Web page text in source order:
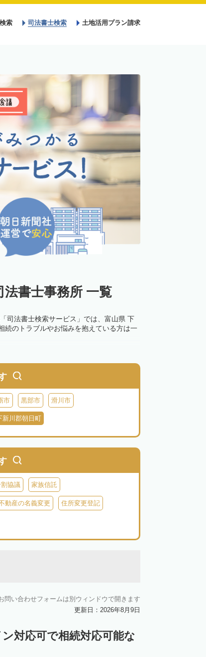
索 司法書士検索 土地活用プラン請求
書士事務所 一覧
司法書士検索サービス」では、富山県 下
続のトラブルやお悩みを抱えている方は一
市 黒部市 滑川市
新川郡朝日町
協議 家族信託
動産の名義変更 住所変更登記
問い合わせフォームは別ウィンドウで開きます
更新日：2026年8月9日
対応可で相続対応可能な